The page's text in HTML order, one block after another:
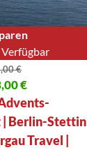
€
war: 2.254,00 €
€
€.
| Berlin-Stettin
Travel |